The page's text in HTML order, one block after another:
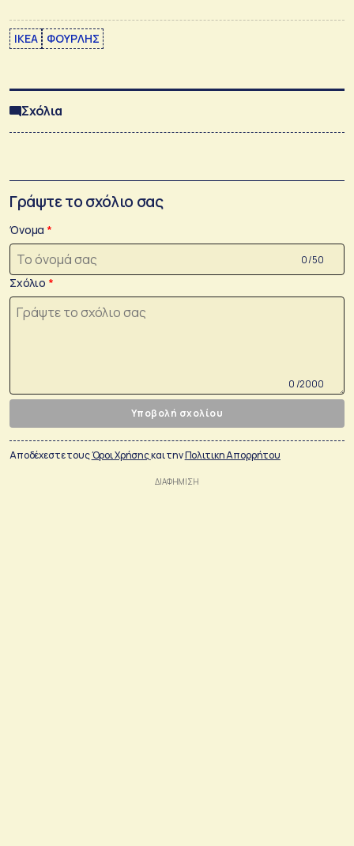
IKEA ΦΟΥΡΛΗΣ
Σχόλια
Γράψτε το σχόλιο σας
Όνομα
0 /50
Σχόλιο
0 /2000
Υποβολή σχολίου
Αποδέχεστε τουςΌροι Χρήσηςκαι τηνΠολιτικη Απορρήτου